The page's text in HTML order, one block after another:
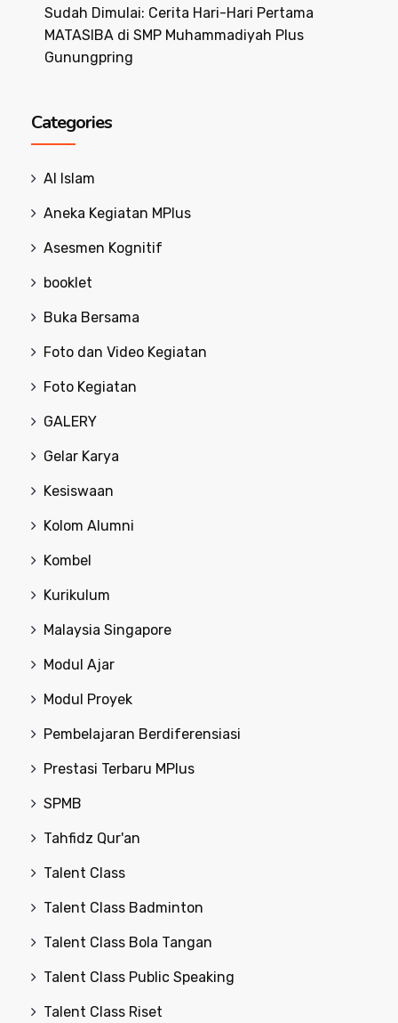
Sudah Dimulai: Cerita Hari-Hari Pertama
MATASIBA di SMP Muhammadiyah Plus
Gunungpring
Categories
Al Islam
Aneka Kegiatan MPlus
Asesmen Kognitif
booklet
Buka Bersama
Foto dan Video Kegiatan
Foto Kegiatan
GALERY
Gelar Karya
Kesiswaan
Kolom Alumni
Kombel
Kurikulum
Malaysia Singapore
Modul Ajar
Modul Proyek
Pembelajaran Berdiferensiasi
Prestasi Terbaru MPlus
SPMB
Tahfidz Qur'an
Talent Class
Talent Class Badminton
Talent Class Bola Tangan
Talent Class Public Speaking
Talent Class Riset